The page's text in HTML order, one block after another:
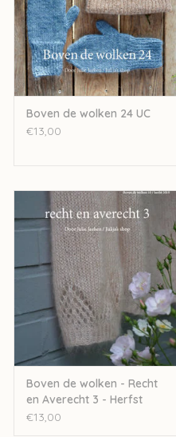
Boven de wolken 24 UC
€13,00
Boven de wolken - Recht en
Averecht 3 - Herfst 2019
TOEVOEGEN AAN WINKELWAGEN
Boven de wolken - Recht
en Averecht 3 - Herfst
2019
€13,00